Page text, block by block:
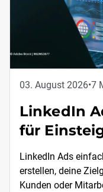
03. August 2026•7
LinkedIn
für
LinkedIn Ads
erstellen, deine
Kunden oder